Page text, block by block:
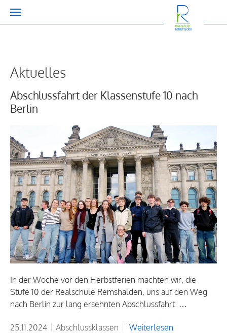
Aktuelles
Abschlussfahrt der Klassenstufe 10 nach
Berlin
In der Woche vor den Herbstferien machten wir, die
Stufe 10 der Realschule Remshalden, uns auf den Weg
nach Berlin zur lang ersehnten Abschlussfahrt. …
25.11.2024 Abschlussklassen Weiterlesen